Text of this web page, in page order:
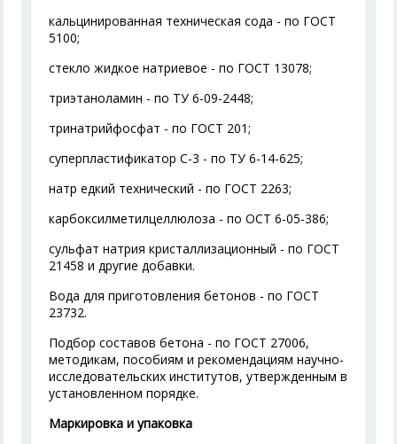
кальцинированная техническая сода - по ГОСТ
5100;
стекло жидкое натриевое - по ГОСТ 13078;
триэтаноламин - по ТУ 6-09-2448;
тринатрийфосфат - по ГОСТ 201;
суперпластификатор С-3 - по ТУ 6-14-625;
натр едкий технический - по ГОСТ 2263;
карбоксилметилцеллюлоза - по ОСТ 6-05-386;
сульфат натрия кристаллизационный - по ГОСТ
21458 и другие добавки.
Вода для приготовления бетонов - по ГОСТ
23732.
Подбор составов бетона - по ГОСТ 27006,
методикам, пособиям и рекомендациям научно-
исследовательских институтов, утвержденным в
установленном порядке.
Маркировка и упаковка